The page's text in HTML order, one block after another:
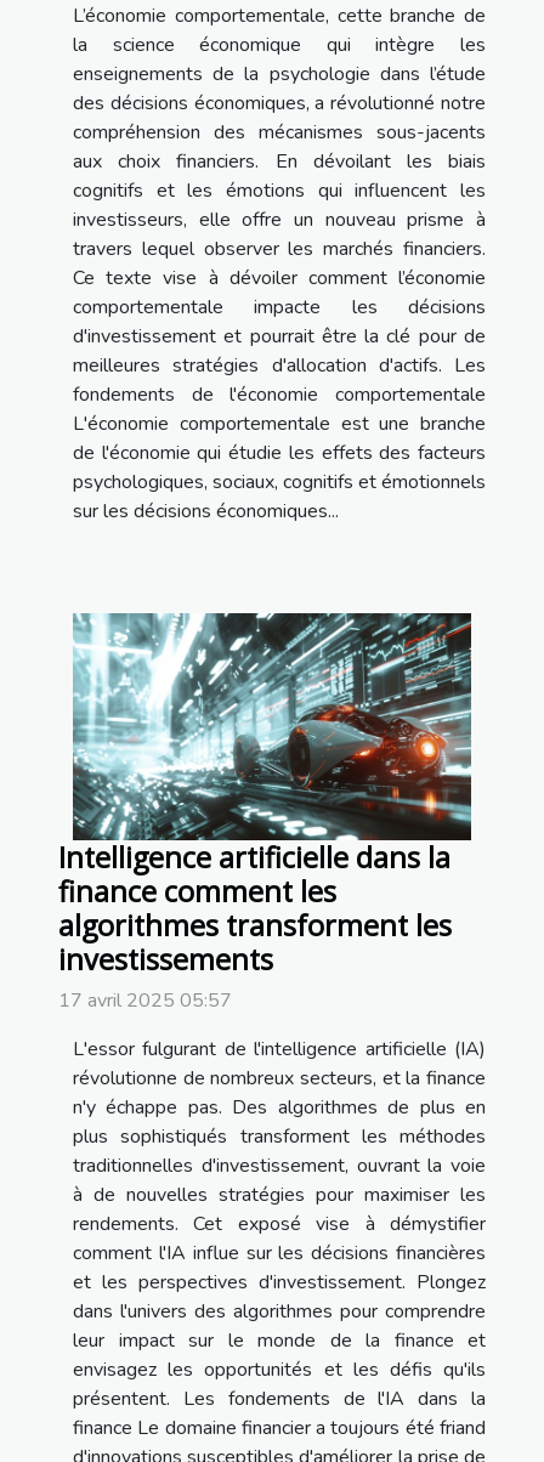
L’économie comportementale, cette branche de
la science économique qui intègre les
enseignements de la psychologie dans l’étude
des décisions économiques, a révolutionné notre
compréhension des mécanismes sous-jacents
aux choix financiers. En dévoilant les biais
cognitifs et les émotions qui influencent les
investisseurs, elle offre un nouveau prisme à
travers lequel observer les marchés financiers.
Ce texte vise à dévoiler comment l’économie
comportementale impacte les décisions
d'investissement et pourrait être la clé pour de
meilleures stratégies d'allocation d'actifs. Les
fondements de l'économie comportementale
L'économie comportementale est une branche
de l'économie qui étudie les effets des facteurs
psychologiques, sociaux, cognitifs et émotionnels
sur les décisions économiques...
Intelligence artificielle dans la
finance comment les
algorithmes transforment les
investissements
17 avril 2025 05:57
L'essor fulgurant de l'intelligence artificielle (IA)
révolutionne de nombreux secteurs, et la finance
n'y échappe pas. Des algorithmes de plus en
plus sophistiqués transforment les méthodes
traditionnelles d'investissement, ouvrant la voie
à de nouvelles stratégies pour maximiser les
rendements. Cet exposé vise à démystifier
comment l'IA influe sur les décisions financières
et les perspectives d'investissement. Plongez
dans l'univers des algorithmes pour comprendre
leur impact sur le monde de la finance et
envisagez les opportunités et les défis qu'ils
présentent. Les fondements de l'IA dans la
finance Le domaine financier a toujours été friand